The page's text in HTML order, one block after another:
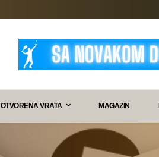
OTVORENA VRATA MAGAZIN